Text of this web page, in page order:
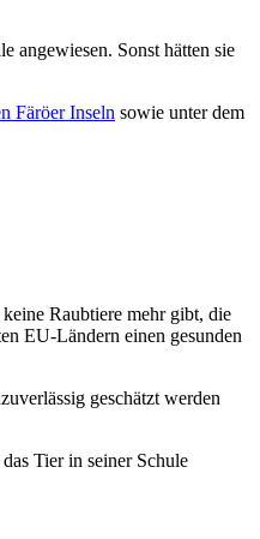
angewiesen. Sonst hätten sie
Färöer Inseln sowie unter dem
Raubtiere mehr gibt, die
EU-Ländern einen gesunden
geschätzt werden
Tier in seiner Schule